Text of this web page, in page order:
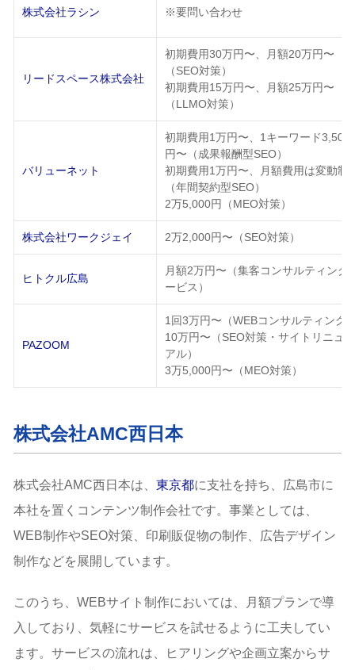
株式会社ラシン ※要問い合わせ
リードスペース株式会社
初期費用30万円〜、月額20万円〜
（SEO対策）
初期費用15万円〜、月額25万円〜
（LLMO対策）
バリューネット
初期費用1万円〜、1キーワード3,500
円〜（成果報酬型SEO）
初期費用1万円〜、月額費用は変動制
（年間契約型SEO）
2万5,000円（MEO対策）
株式会社ワークジェイ 2万2,000円〜（SEO対策）
ヒトクル広島
月額2万円〜（集客コンサルティング
ービス）
PAZOOM
1回3万円〜（WEBコンサルティング
10万円〜（SEO対策・サイトリニュー
アル）
3万5,000円〜（MEO対策）
株式会社AMC西日本
株式会社AMC西日本は、 東京都に支社を持ち、広島市に
本社を置くコンテンツ制作会社です。事業としては、
WEB制作やSEO対策、印刷販促物の制作、広告デザイン
制作などを展開しています。
このうち、WEBサイト制作においては、月額プランで導
入しており、気軽にサービスを試せるように工夫してい
ます。サービスの流れは、ヒアリングや企画立案からサ